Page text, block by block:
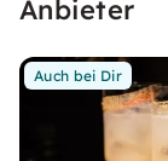
Anbieter
Auch bei Dir